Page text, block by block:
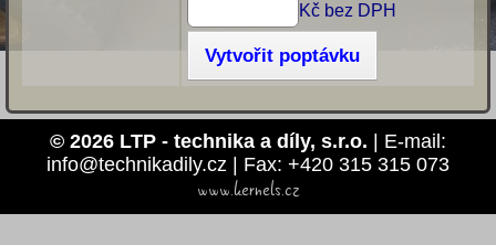
Kč bez DPH
Vytvořit poptávku
© 2026 LTP - technika a díly, s.r.o. | E-mail:
info@technikadily.cz | Fax: +420 315 315 073
www.kernels.cz